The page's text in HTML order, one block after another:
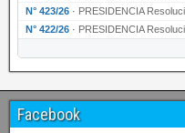
N° 423/26 · PRESIDENCIA Resolución de
N° 422/26 · PRESIDENCIA
Facebook